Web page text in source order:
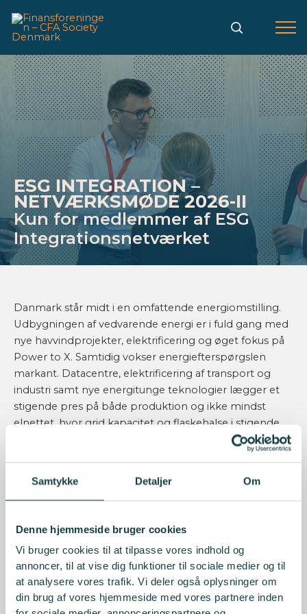
Samtykke Detaljer Om
Denne hjemmeside bruger cookies
Vi bruger cookies til at tilpasse vores indhold og
annoncer, til at vise dig funktioner til sociale medier og til
at analysere vores trafik. Vi deler også oplysninger om
din brug af vores hjemmeside med vores partnere inden
indholdet
ESG INTEGRATION –
NETVÆRKSMØDE 2026-II
Kun for medlemmer af ESG
Integrationsnetværket
Danmark står midt i en omfattende energiomstilling.
Udbygningen af vedvarende energi er i fuld gang med
nye havvindprojekter, elektrificering og øget fokus på
Power to X. Samtidig vokser energiefterspørgslen
markant. Datacentre, elektrificering af transport og
industri samt nye energitunge teknologier lægger et
stigende pres på både produktion og ikke mindst
elnettet, hvor grid kapacitet og flaskehalse i stigende
grad bliver en central investeringsudfordring. Men der
Den højintense geopolitiske situation og stærkt volatile
rolle – ikke mindst fordi energipriser hurtigt kan
forplante sig til inflation, renter og realøkonomi. For
investorer skaber det et komplekst landskab, hvor
høje oliepriser historisk har drevet sektorrotationer og
ændret afkastprofiler på tværs af aktiver.